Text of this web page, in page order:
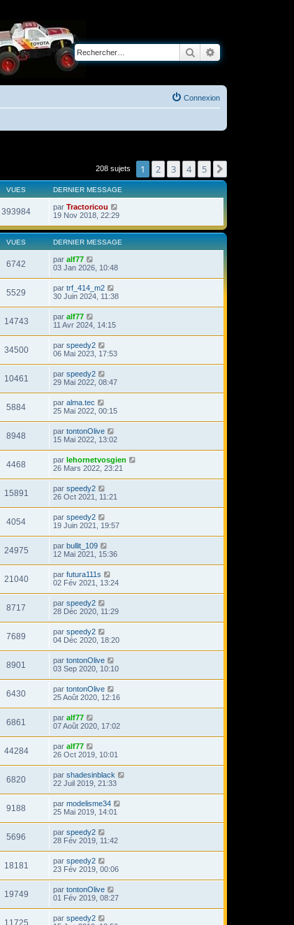
Rechercher
Connexion
208 sujets 1 2 3 4 5
VUES DERNIER MESSAGE
393984 par Tractoricou
19 Nov 2018, 22:29
VUES DERNIER MESSAGE
6742 par alf77
03 Jan 2026, 10:48
5529 par trf_414_m2
30 Juin 2024, 11:38
14743 par alf77
11 Avr 2024, 14:15
34500 par speedy2
06 Mai 2023, 17:53
10461 par speedy2
29 Mai 2022, 08:47
5884 par alma.tec
25 Mai 2022, 00:15
8948 par tontonOlive
15 Mai 2022, 13:02
4468 par lehornetvosgien
26 Mars 2022, 23:21
15891 par speedy2
26 Oct 2021, 11:21
4054 par speedy2
19 Juin 2021, 19:57
24975 par bullit_109
12 Mai 2021, 15:36
21040 par futura111s
02 Fév 2021, 13:24
8717 par speedy2
28 Déc 2020, 11:29
7689 par speedy2
04 Déc 2020, 18:20
8901 par tontonOlive
03 Sep 2020, 10:10
6430 par tontonOlive
25 Août 2020, 12:16
6861 par alf77
07 Août 2020, 17:02
44284 par alf77
26 Oct 2019, 10:01
6820 par shadesinblack
22 Juil 2019, 21:33
9188 par modelisme34
25 Mai 2019, 14:01
5696 par speedy2
28 Fév 2019, 11:42
18181 par speedy2
23 Fév 2019, 00:06
19749 par tontonOlive
01 Fév 2019, 08:27
11725 par speedy2